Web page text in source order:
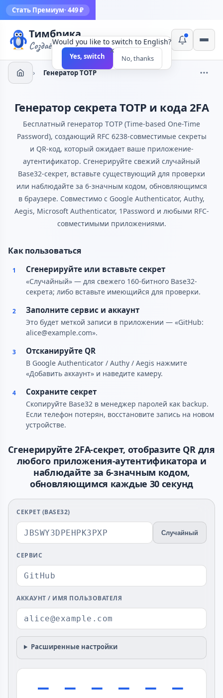
Стать Премиум· 449 ₽
Тимбрика
Создаём инструменты
› Генератор TOTP
Генератор секрета TOTP и кода 2FA
Бесплатный генератор TOTP (Time-based One-Time
Password), создающий RFC 6238-совместимые секреты
и QR-код, который ожидает ваше приложение-
аутентификатор. Сгенерируйте свежий случайный
Base32-секрет, вставьте существующий для проверки
или наблюдайте за 6-значным кодом, обновляющимся
в браузере. Совместимо с Google Authenticator, Authy,
Aegis, Microsoft Authenticator, 1Password и любыми RFC-
совместимыми приложениями.
Как пользоваться
1 Сгенерируйте или вставьте секрет
«Случайный» — для свежего 160-битного Base32-
секрета; либо вставьте имеющийся для проверки.
2 Заполните сервис и аккаунт
Это будет меткой записи в приложении — «GitHub:
alice@example.com».
3 Отсканируйте QR
В Google Authenticator / Authy / Aegis нажмите
«Добавить аккаунт» и наведите камеру.
4 Сохраните секрет
Скопируйте Base32 в менеджер паролей как backup.
Если телефон потерян, восстановите запись на новом
устройстве.
Сгенерируйте 2FA-секрет, отобразите QR для
любого приложения-аутентификатора и
наблюдайте за 6-значным кодом,
обновляющимся каждые 30 секунд
СЕКРЕТ (BASE32)
Случайный
СЕРВИС
АККАУНТ / ИМЯ ПОЛЬЗОВАТЕЛЯ
Расширенные настройки
— — — — — —
×
Would you like to switch to English?
Yes, switch No, thanks